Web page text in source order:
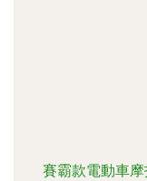
賽霸款電動車